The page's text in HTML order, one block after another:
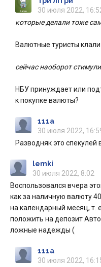
30 июля 2022,
которые делали тоже
Валютные туристы
сейчас наоборот
НБУ принуждает или
к покупке валюты?
111a
30 июля 2022,
Разводняк это спекулей
lemki
30 июля 2022, 8:02
Воспользовался вчера
как за наличную валюту
на календарный месяц, т.
положить на депозит
ложные надежды (
111a
30 июля 2022,